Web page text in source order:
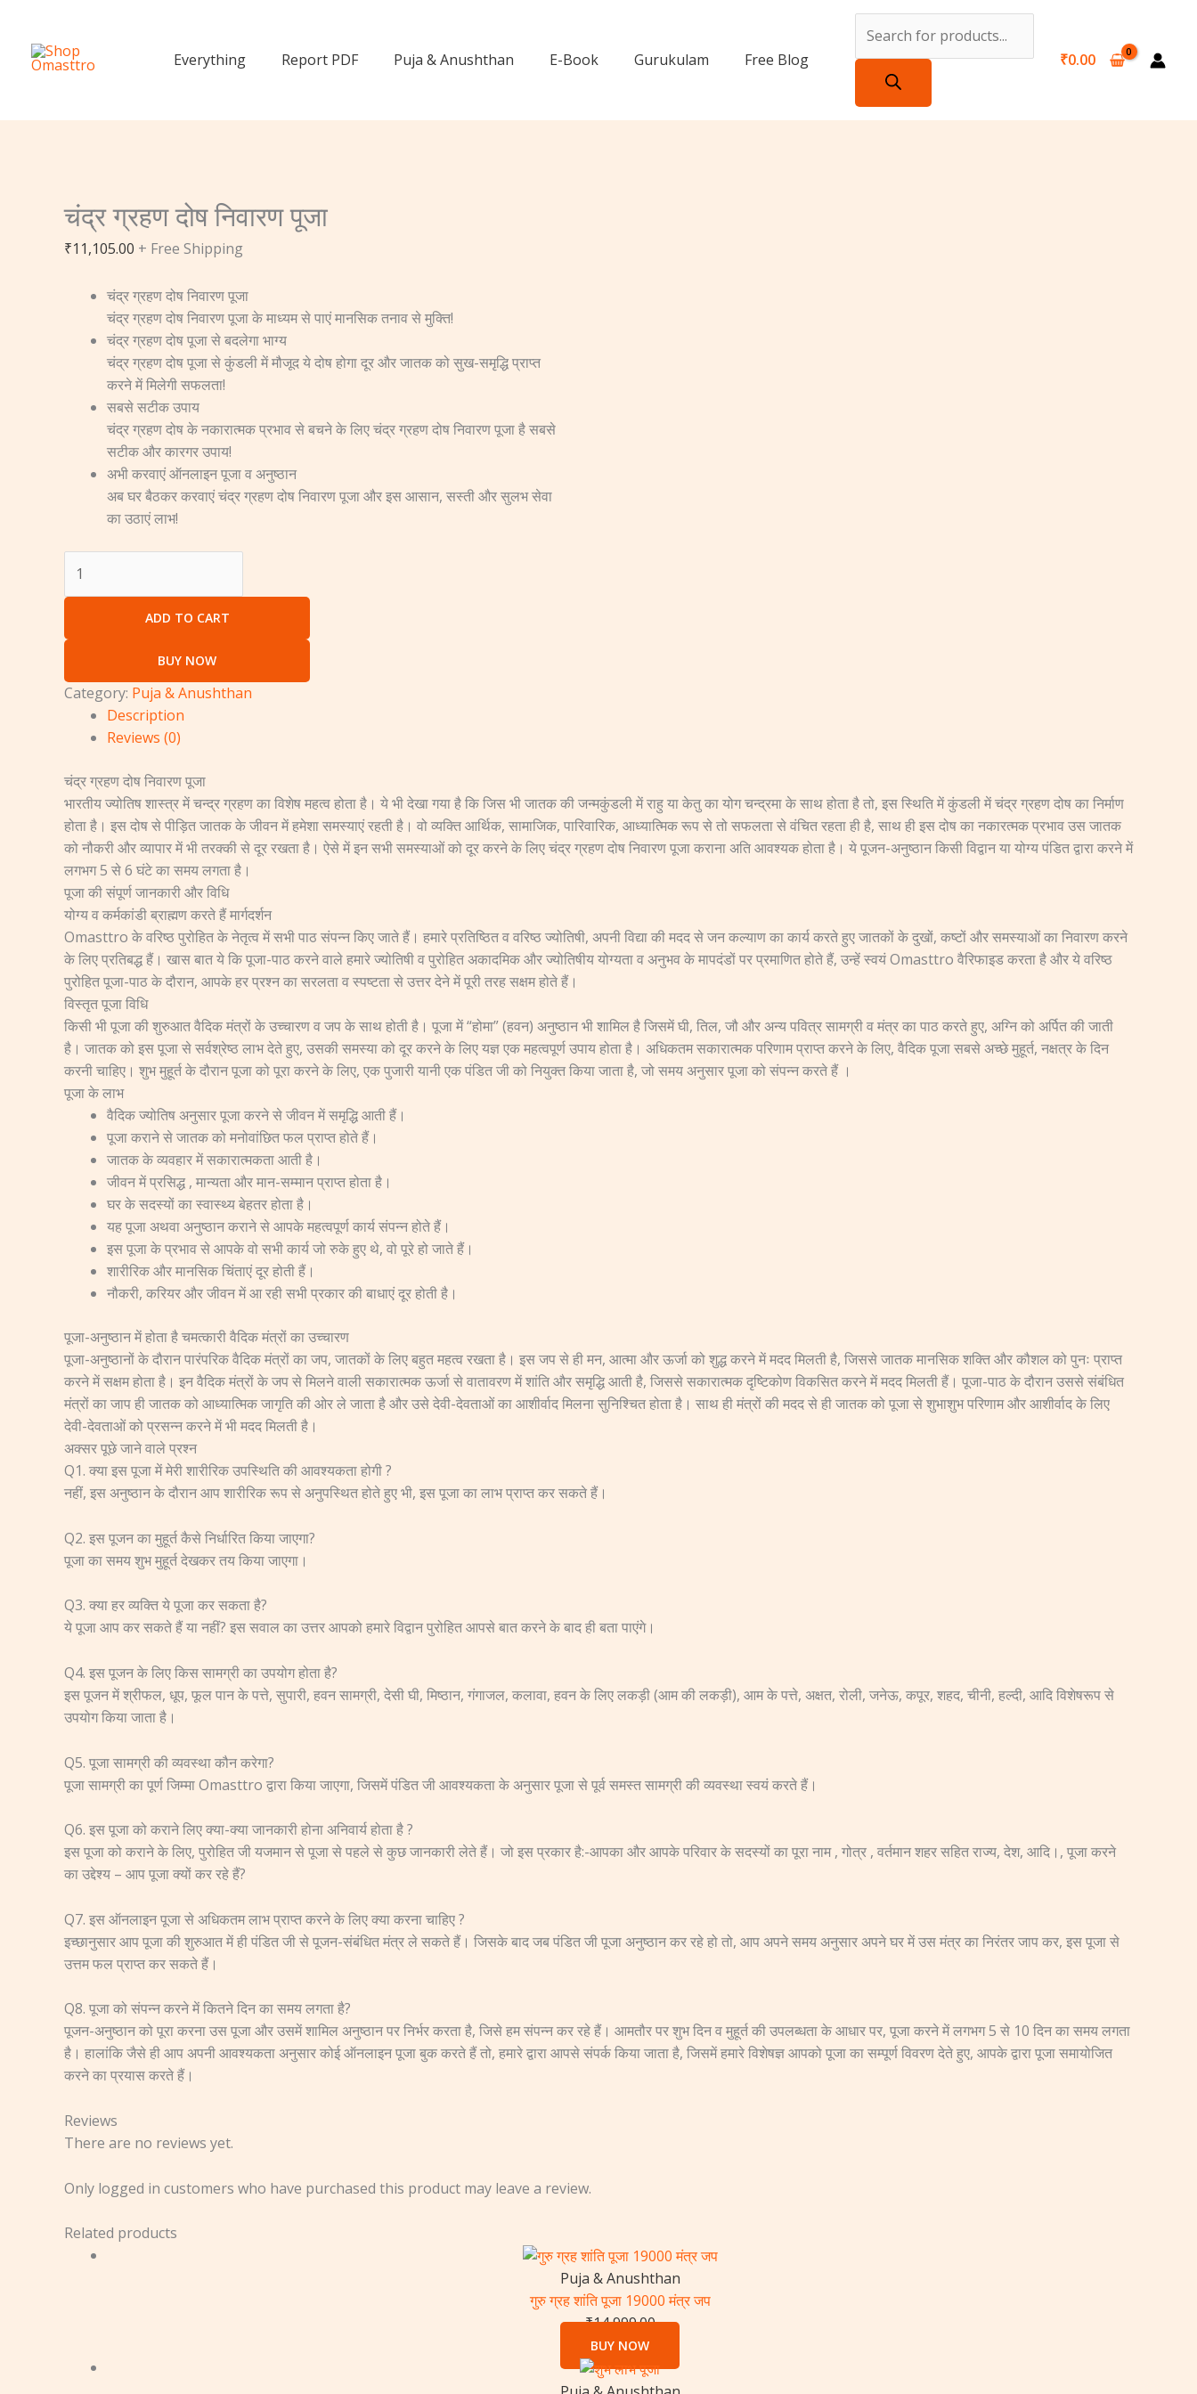
content
Everything Report PDF Puja & Anushthan E-Book Gurukulam Free Blog
Products
search
₹0.00
चंद्र ग्रहण दोष निवारण पूजा
₹11,105.00 + Free Shipping
चंद्र ग्रहण दोष निवारण पूजा
चंद्र ग्रहण दोष निवारण पूजा के माध्यम से पाएं मानसिक तनाव से मुक्ति!
चंद्र ग्रहण दोष पूजा से बदलेगा भाग्य
चंद्र ग्रहण दोष पूजा से कुंडली में मौजूद ये दोष होगा दूर और जातक को सुख-समृद्धि प्राप्त
करने में मिलेगी सफलता!
सबसे सटीक उपाय
चंद्र ग्रहण दोष के नकारात्मक प्रभाव से बचने के लिए चंद्र ग्रहण दोष निवारण पूजा है सबसे
सटीक और कारगर उपाय!
अभी करवाएं ऑनलाइन पूजा व अनुष्ठान
अब घर बैठकर करवाएं चंद्र ग्रहण दोष निवारण पूजा और इस आसान, सस्ती और सुलभ सेवा
का उठाएं लाभ!
दोष
निवारण
quantity
ADD TO CART
BUY NOW
Category: Puja & Anushthan
Description
Reviews (0)
चंद्र ग्रहण दोष निवारण पूजा
भारतीय ज्योतिष शास्त्र में चन्द्र ग्रहण का विशेष महत्व होता है। ये भी देखा गया है कि जिस भी जातक की जन्मकुंडली में राहु या केतु का योग चन्द्रमा के साथ होता है तो, इस स्थिति में कुंडली में चंद्र ग्रहण दोष का निर्माण
होता है। इस दोष से पीड़ित जातक के जीवन में हमेशा समस्याएं रहती है। वो व्यक्ति आर्थिक, सामाजिक, पारिवारिक, आध्यात्मिक रूप से तो सफलता से वंचित रहता ही है, साथ ही इस दोष का नकारत्मक प्रभाव उस जातक
को नौकरी और व्यापार में भी तरक्की से दूर रखता है। ऐसे में इन सभी समस्याओं को दूर करने के लिए चंद्र ग्रहण दोष निवारण पूजा कराना अति आवश्यक होता है। ये पूजन-अनुष्ठान किसी विद्वान या योग्य पंडित द्वारा करने में
लगभग 5 से 6 घंटे का समय लगता है।
पूजा की संपूर्ण जानकारी और विधि
योग्य व कर्मकांडी ब्राह्मण करते हैं मार्गदर्शन
Omasttro के वरिष्ठ पुरोहित के नेतृत्व में सभी पाठ संपन्न किए जाते हैं। हमारे प्रतिष्ठित व वरिष्ठ ज्योतिषी, अपनी विद्या की मदद से जन कल्याण का कार्य करते हुए जातकों के दुखों, कष्टों और समस्याओं का निवारण करने
के लिए प्रतिबद्ध हैं। खास बात ये कि पूजा-पाठ करने वाले हमारे ज्योतिषी व पुरोहित अकादमिक और ज्योतिषीय योग्यता व अनुभव के मापदंडों पर प्रमाणित होते हैं, उन्हें स्वयं Omasttro वैरिफाइड करता है और ये वरिष्ठ
पुरोहित पूजा-पाठ के दौरान, आपके हर प्रश्न का सरलता व स्पष्टता से उत्तर देने में पूरी तरह सक्षम होते हैं।
विस्तृत पूजा विधि
किसी भी पूजा की शुरुआत वैदिक मंत्रों के उच्चारण व जप के साथ होती है। पूजा में “होमा” (हवन) अनुष्ठान भी शामिल है जिसमें घी, तिल, जौ और अन्य पवित्र सामग्री व मंत्र का पाठ करते हुए, अग्नि को अर्पित की जाती
है। जातक को इस पूजा से सर्वश्रेष्ठ लाभ देते हुए, उसकी समस्या को दूर करने के लिए यज्ञ एक महत्वपूर्ण उपाय होता है। अधिकतम सकारात्मक परिणाम प्राप्त करने के लिए, वैदिक पूजा सबसे अच्छे मुहूर्त, नक्षत्र के दिन
करनी चाहिए। शुभ मुहूर्त के दौरान पूजा को पूरा करने के लिए, एक पुजारी यानी एक पंडित जी को नियुक्त किया जाता है, जो समय अनुसार पूजा को संपन्न करते हैं ।
पूजा के लाभ
वैदिक ज्योतिष अनुसार पूजा करने से जीवन में समृद्धि आती हैं।
पूजा कराने से जातक को मनोवांछित फल प्राप्त होते हैं।
जातक के व्यवहार में सकारात्मकता आती है।
जीवन में प्रसिद्ध , मान्यता और मान-सम्मान प्राप्त होता है।
घर के सदस्यों का स्वास्थ्य बेहतर होता है।
यह पूजा अथवा अनुष्ठान कराने से आपके महत्वपूर्ण कार्य संपन्न होते हैं।
इस पूजा के प्रभाव से आपके वो सभी कार्य जो रुके हुए थे, वो पूरे हो जाते हैं।
शारीरिक और मानसिक चिंताएं दूर होती हैं।
नौकरी, करियर और जीवन में आ रही सभी प्रकार की बाधाएं दूर होती है।
पूजा-अनुष्ठान में होता है चमत्कारी वैदिक मंत्रों का उच्चारण
पूजा-अनुष्ठानों के दौरान पारंपरिक वैदिक मंत्रों का जप, जातकों के लिए बहुत महत्व रखता है। इस जप से ही मन, आत्मा और ऊर्जा को शुद्ध करने में मदद मिलती है, जिससे जातक मानसिक शक्ति और कौशल को पुनः प्राप्त
करने में सक्षम होता है। इन वैदिक मंत्रों के जप से मिलने वाली सकारात्मक ऊर्जा से वातावरण में शांति और समृद्धि आती है, जिससे सकारात्मक दृष्टिकोण विकसित करने में मदद मिलती हैं। पूजा-पाठ के दौरान उससे संबंधित
मंत्रों का जाप ही जातक को आध्यात्मिक जागृति की ओर ले जाता है और उसे देवी-देवताओं का आशीर्वाद मिलना सुनिश्चित होता है। साथ ही मंत्रों की मदद से ही जातक को पूजा से शुभाशुभ परिणाम और आशीर्वाद के लिए
देवी-देवताओं को प्रसन्न करने में भी मदद मिलती है।
अक्सर पूछे जाने वाले प्रश्न
Q1. क्या इस पूजा में मेरी शारीरिक उपस्थिति की आवश्यकता होगी ?
नहीं, इस अनुष्ठान के दौरान आप शारीरिक रूप से अनुपस्थित होते हुए भी, इस पूजा का लाभ प्राप्त कर सकते हैं।
Q2. इस पूजन का मुहूर्त कैसे निर्धारित किया जाएगा?
पूजा का समय शुभ मुहूर्त देखकर तय किया जाएगा।
Q3. क्या हर व्यक्ति ये पूजा कर सकता है?
ये पूजा आप कर सकते हैं या नहीं? इस सवाल का उत्तर आपको हमारे विद्वान पुरोहित आपसे बात करने के बाद ही बता पाएंगे।
Q4. इस पूजन के लिए किस सामग्री का उपयोग होता है?
इस पूजन में श्रीफल, धूप, फूल पान के पत्ते, सुपारी, हवन सामग्री, देसी घी, मिष्ठान, गंगाजल, कलावा, हवन के लिए लकड़ी (आम की लकड़ी), आम के पत्ते, अक्षत, रोली, जनेऊ, कपूर, शहद, चीनी, हल्दी, आदि विशेषरूप से
उपयोग किया जाता है।
Q5. पूजा सामग्री की व्यवस्था कौन करेगा?
पूजा सामग्री का पूर्ण जिम्मा Omasttro द्वारा किया जाएगा, जिसमें पंडित जी आवश्यकता के अनुसार पूजा से पूर्व समस्त सामग्री की व्यवस्था स्वयं करते हैं।
Q6. इस पूजा को कराने लिए क्या-क्या जानकारी होना अनिवार्य होता है ?
इस पूजा को कराने के लिए, पुरोहित जी यजमान से पूजा से पहले से कुछ जानकारी लेते हैं। जो इस प्रकार है:-आपका और आपके परिवार के सदस्यों का पूरा नाम , गोत्र , वर्तमान शहर सहित राज्य, देश, आदि।, पूजा करने
का उद्देश्य – आप पूजा क्यों कर रहे हैं?
Q7. इस ऑनलाइन पूजा से अधिकतम लाभ प्राप्त करने के लिए क्या करना चाहिए ?
इच्छानुसार आप पूजा की शुरुआत में ही पंडित जी से पूजन-संबंधित मंत्र ले सकते हैं। जिसके बाद जब पंडित जी पूजा अनुष्ठान कर रहे हो तो, आप अपने समय अनुसार अपने घर में उस मंत्र का निरंतर जाप कर, इस पूजा से
उत्तम फल प्राप्त कर सकते हैं।
Q8. पूजा को संपन्न करने में कितने दिन का समय लगता है?
पूजन-अनुष्ठान को पूरा करना उस पूजा और उसमें शामिल अनुष्ठान पर निर्भर करता है, जिसे हम संपन्न कर रहे हैं। आमतौर पर शुभ दिन व मुहूर्त की उपलब्धता के आधार पर, पूजा करने में लगभग 5 से 10 दिन का समय लगता
है। हालांकि जैसे ही आप अपनी आवश्यकता अनुसार कोई ऑनलाइन पूजा बुक करते हैं तो, हमारे द्वारा आपसे संपर्क किया जाता है, जिसमें हमारे विशेषज्ञ आपको पूजा का सम्पूर्ण विवरण देते हुए, आपके द्वारा पूजा समायोजित
करने का प्रयास करते हैं।
Reviews
There are no reviews yet.
Only logged in customers who have purchased this product may leave a review.
Related products
Puja & Anushthan
गुरु ग्रह शांति पूजा 19000 मंत्र जप
₹14,999.00
BUY NOW
निवारण
quantity